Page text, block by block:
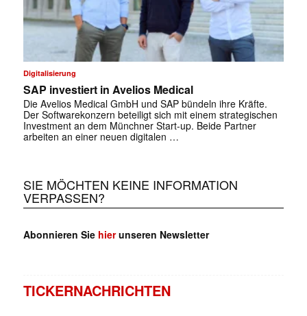
Digitalisierung
SAP investiert in Avelios Medical
Die Avelios Medical GmbH und SAP bündeln ihre Kräfte.
Der Softwarekonzern beteiligt sich mit einem strategischen
Investment an dem Münchner Start-up. Beide Partner
arbeiten an einer neuen digitalen …
SIE MÖCHTEN KEINE INFORMATION
VERPASSEN?
Abonnieren Sie hierunseren Newsletter
TICKERNACHRICHTEN